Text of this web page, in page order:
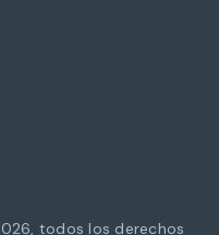
, todos los derechos